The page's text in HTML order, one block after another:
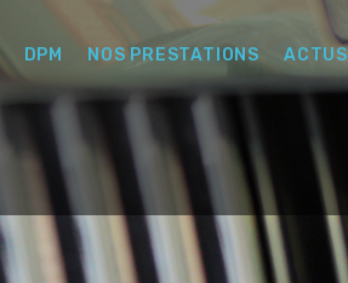
DPM NOS PRESTATIONS ACTUS